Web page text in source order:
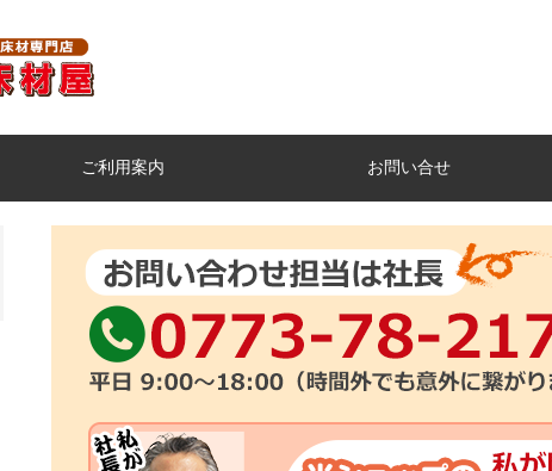
ご利用案内 お問い合せ